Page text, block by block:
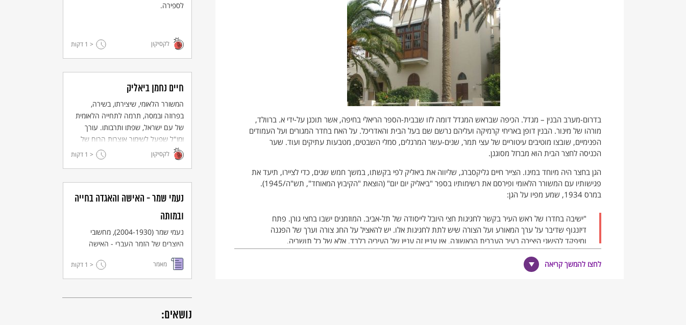
בדרום-מערב הבנין – מגדל. הכיפה שבראש המגדל דומה לזו שבבית-הספר הריאלי בחיפה, אשר תוכנן על-ידי א. ברוולד,
מורהו של מינור. הבנין דופן באריחי קרמיקה ועליהם נרשם שם בעל הבית והאדריכל. על האח בחדר המגורים ועל העמודים
הפנימיים, שובצו מוטיבים עיטוריים של עצי תמר, שנים-עשר המרגלים, סמלי השבטים, מטבעות עתיקים ועוד. שער
הכניסה לחצר הבית הוא מברזל מסוגנן.
הגן בחצר היה מיוחד במינו. הצייר חיים גליקסברג, שליווה את ביאליק לפי בקשתו, במשך חמש שנים, כדי לציירו, תיעד את
פגישותיו עם המשורר הלאומי ופירסם את רשימותיו בספר "ביאליק יום יום" (הוצאת "הקיבוץ המאוחד", תש"ה/1945).
במרס 1934, שמע מפיו על הגן:
"ישיבה בחדרו של ראש העיר בקשר לחגיגות חצי היובל לייסודה של תל-אביב. המוזמנים ישבו בחצי גורן. פתח
דיזנגוף שדיבר על ערך המאורע ועל הצורה שיש לתת לחגיגות אלו. יש להאציל על החג צורה וערך של הפגנה
ומיפקד להישגי היצירה בעיר העברית הראשונה. אין עניין זה עניין של העיריה בלבד, אלא של כל תושביה,
המוזמנים להשתתף בהכנות ובעצה טובה. ביאליק בא באיחור ונתבקש לשבת ע"י דיזנגוף. ישב ברחבות, הרכיב
רגל על רגל, הפטיר כמה הלצות, ותחת מבטו החם נמסה בן-רגע הקרירות הרשמית. הכל נעשה פשוט ואינטימי
באולם. הוא הציע לצקת מטבע בעל ערך היסטורי ובו סמל העיר ודיוקנו של דיזנגוף ולעשות מזה העתקות בצורת
לחצו להמשך קריאה
לספירה.
לקסיקון < 1 דקות
חיים נחמן ביאליק
המשורר הלאומי, שיצירתו, בשירה,
בפרוזה ובמסה, תרמה לתחייה הלאומית
של עם ישראל, שפתו ותרבותו. עורך
ומו"ל שפעל לשימור אוצרות הרוח של
עם ישראל ולחידוש התרבות העברית:
ייסד את "עונג שבת" ופעל להקמתם של
ועוד.
לקסיקון < 1 דקות
נעמי שמר - האישה והאגדה בחייה
ובמותה
נעמי שמר (2004-1930), מחשובי
היוצרים של הזמר העברי - האישה
והאגדה בחייה ובמותה
מאמר < 1 דקות
נושאים: